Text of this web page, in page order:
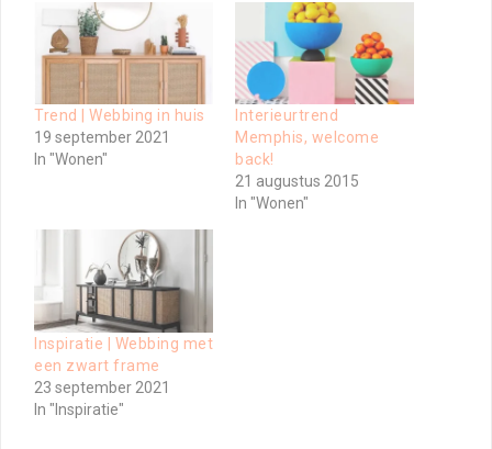
Trend | Webbing in huis
19 september 2021
In "Wonen"
Interieurtrend
Memphis, welcome
back!
21 augustus 2015
In "Wonen"
Inspiratie | Webbing met
een zwart frame
23 september 2021
In "Inspiratie"